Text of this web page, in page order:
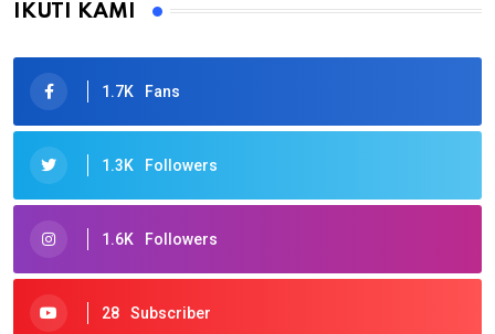
IKUTI KAMI
1.7K Fans
1.3K Followers
1.6K Followers
28 Subscriber